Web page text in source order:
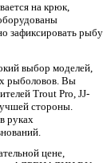
на крюк,
зафиксировать рыбу
выбор моделей,
рыболовов. Вы
Trout Pro, JJ-
стороны.
руках
цене,